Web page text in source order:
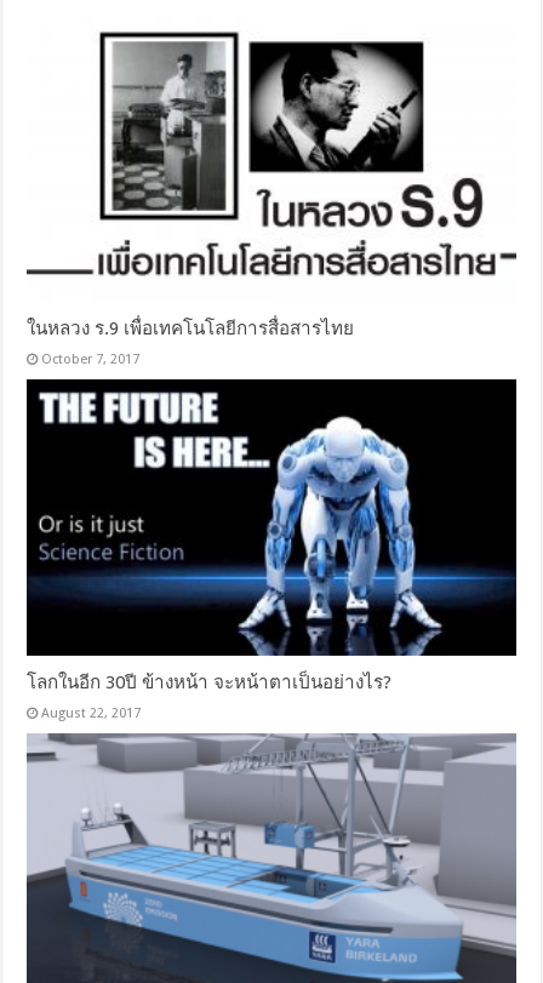
ในหลวง ร.9 เพื่อเทคโนโลยีการสื่อสารไทย
October 7, 2017
โลกในอีก 30ปี ข้างหน้า จะหน้าตาเป็นอย่างไร?
August 22, 2017